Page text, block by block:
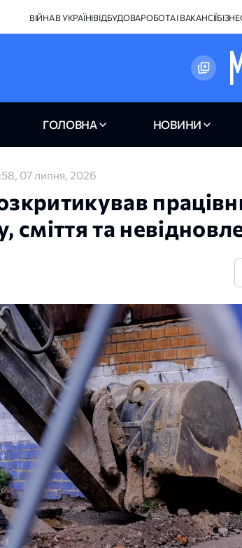
ВІЙНА В УКРАЇНІВІДБУДОВАРОБОТА І ВАКАНСІЇ
ГОЛОВНА НОВИНИ
07 липня, 2026
сміття та